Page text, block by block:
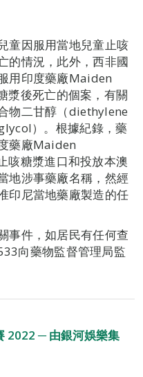
童因服用當地兒童止咳
的情況，此外，西非國
用印度藥廠Maiden
後死亡的個案，有關
物二甘醇（diethylene
）。根據紀錄，藥
藥廠Maiden
糖漿進口和投放本澳
地涉事藥廠名稱，然經
印尼當地藥廠製造的任
事件，如居民有任何查
向藥物監督管理局監
2022 ─ 由銀河娛樂集